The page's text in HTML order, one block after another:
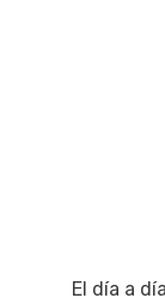
El día a